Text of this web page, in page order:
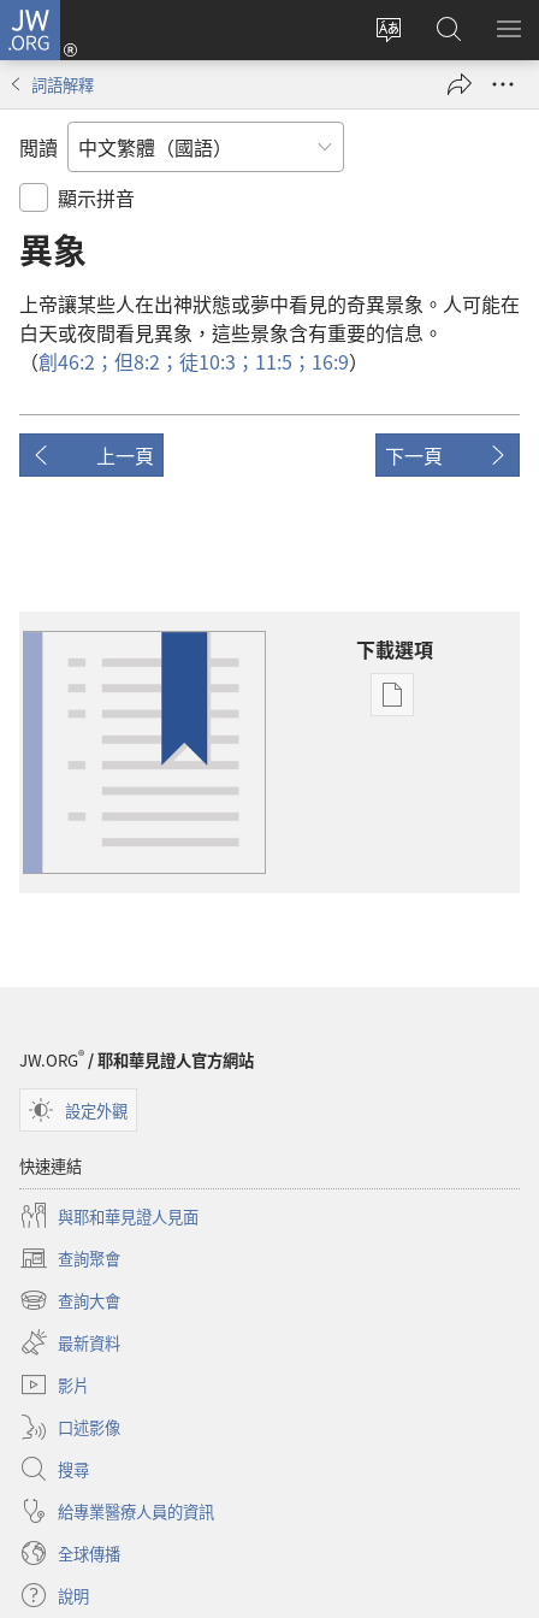
JW.ORG
更
登
入
（開
搜
尋
JW.ORG
顯
詞語解釋
閲讀
顯示拼音
異象
上帝讓某些人在出神狀態或夢中看見的奇異景象 。 人可能在
白天或夜間看見異象 ， 這些景象含有重要的信息 。
（創46:2； 但8:2； 徒10:3； 11:5； 16:9）
上一頁 下一頁
下載選項
出
JW.ORG®/ 耶和華見證人官方網站
設定外觀
快速連結
與耶和華見證人見面
查詢聚會
（開
啟
新
視
窗）
查詢大會
（開
啟
新
視
最新資料
影片
口述影像
搜尋
給專業醫療人員的資訊
全球傳播
說明